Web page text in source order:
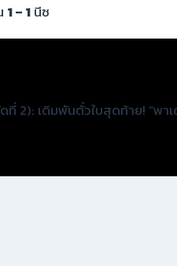
1 – 1นีซ
2): เดิมพันตั๋วใบสุดท้าย! “พา